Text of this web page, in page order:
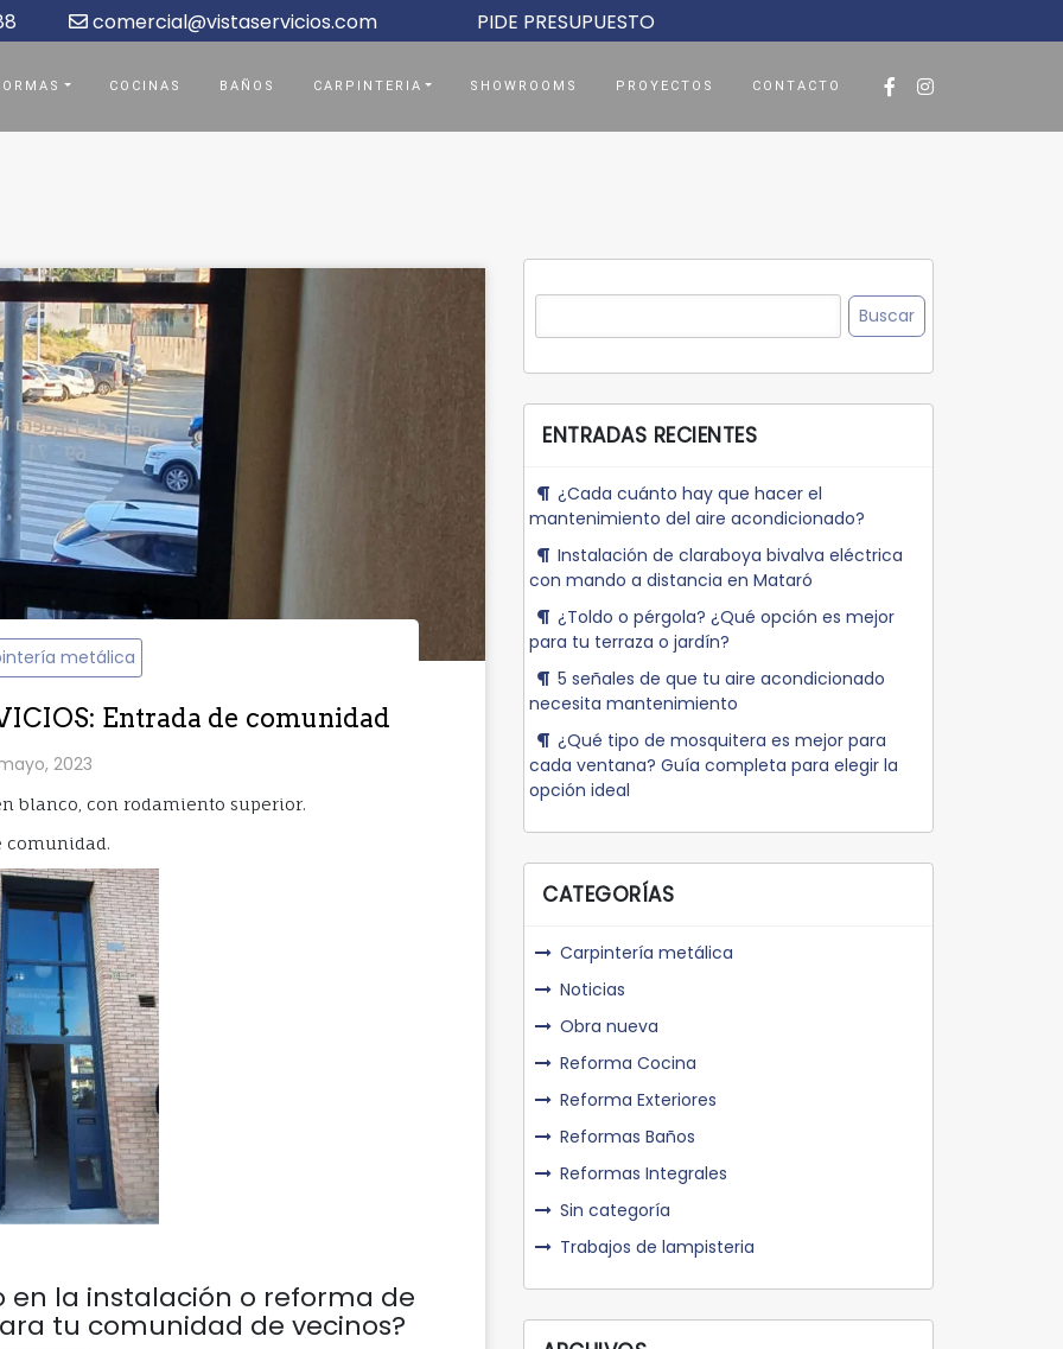
comercial@vistaservicios.com PIDE PRESUPUESTO
COCINAS BAÑOS CARPINTERIA SHOWROOMS PROYECTOS CONTACTO
metálica
Entrada de comunidad
2023
blanco, con rodamiento superior.
comunidad.
en la instalación o reforma de
tu comunidad de vecinos?
Buscar:
ENTRADAS RECIENTES
¿Cada cuánto hay que hacer el
mantenimiento del aire acondicionado?
Instalación de claraboya bivalva eléctrica
con mando a distancia en Mataró
¿Toldo o pérgola? ¿Qué opción es mejor
para tu terraza o jardín?
5 señales de que tu aire acondicionado
necesita mantenimiento
¿Qué tipo de mosquitera es mejor para
cada ventana? Guía completa para elegir la
opción ideal
CATEGORÍAS
Carpintería metálica
Noticias
Obra nueva
Reforma Cocina
Reforma Exteriores
Reformas Baños
Reformas Integrales
Sin categoría
Trabajos de lampisteria